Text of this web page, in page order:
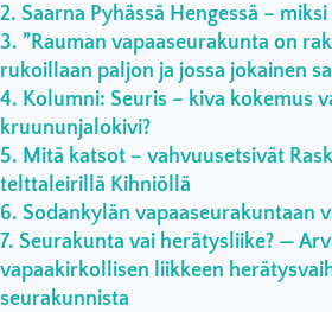
Saarna Pyhässä Hengessä –
”Rauman vapaaseurakunta on
rukoillaan paljon ja jossa jokainen
Kolumni: Seuris – kiva kokemus
kruununjalokivi?
Mitä katsot – vahvuusetsivät
telttaleirillä Kihniöllä
Sodankylän vapaaseurakuntaan
Seurakunta vai herätysliike? —
vapaakirkollisen liikkeen
seurakunnista